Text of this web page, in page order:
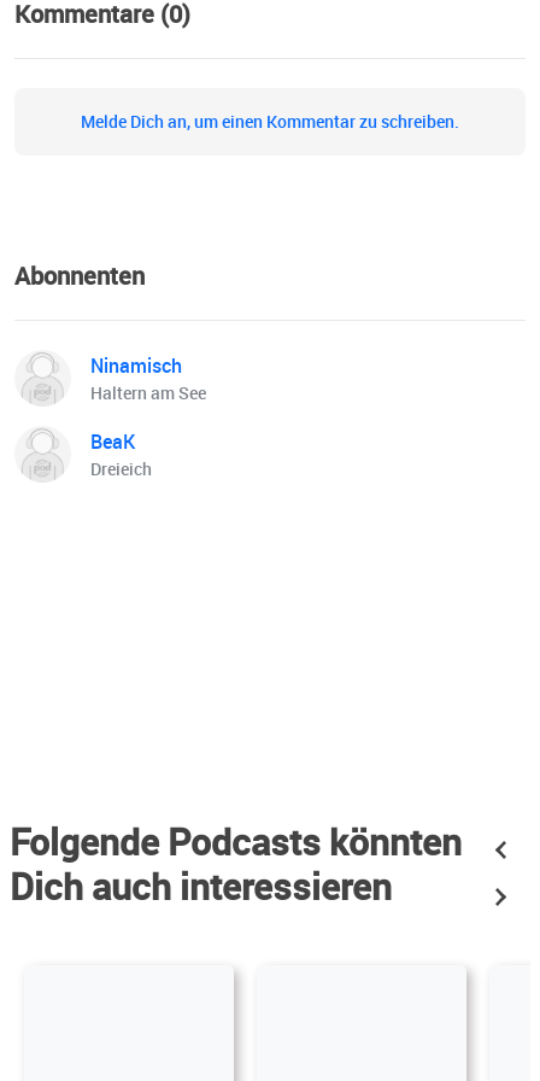
Kommentare (0)
Melde Dich an, um einen Kommentar zu schreiben.
Abonnenten
Ninamisch
Haltern am See
BeaK
Dreieich
Folgende Podcasts könnten
Dich auch interessieren